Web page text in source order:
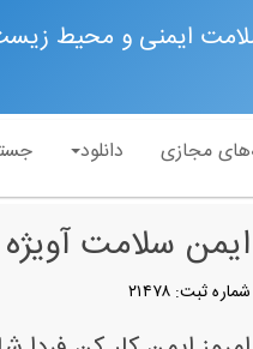
ایمنی و محیط
مجازی دانلود
ایمن سلامت آویژه
شماره ثبت: ۲۱۴۷۸